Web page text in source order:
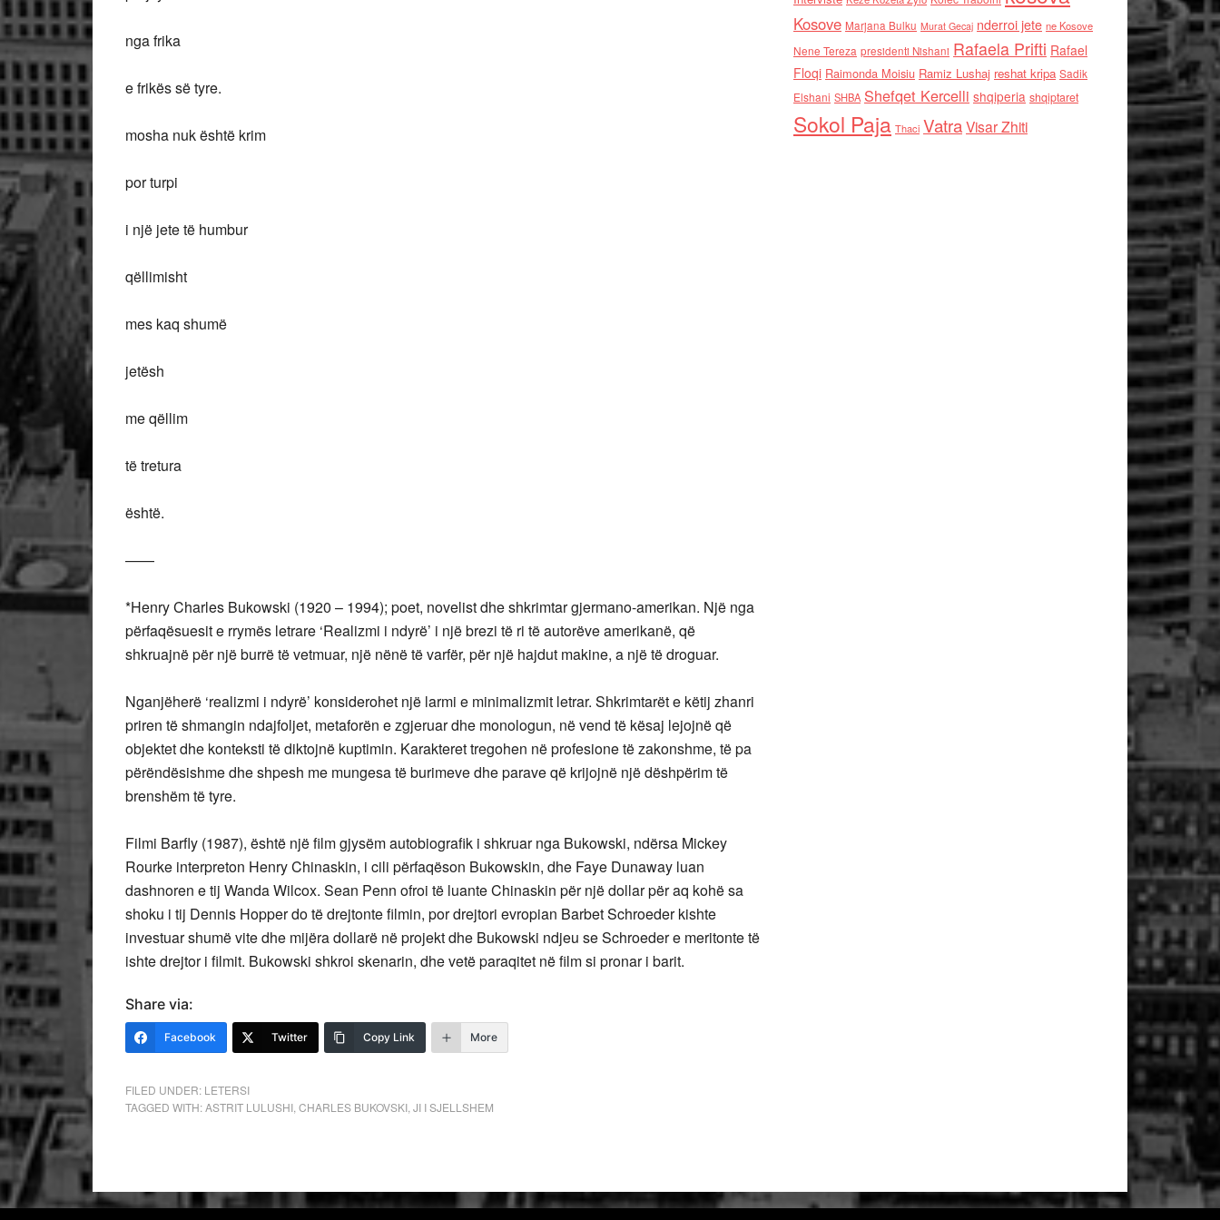
nga frika
e frikës së tyre.
mosha nuk është krim
por turpi
i një jete të humbur
qëllimisht
mes kaq shumë
jetësh
me qëllim
të tretura
është.
——
*Henry Charles Bukowski (1920 – 1994); poet, novelist dhe shkrimtar gjermano-amerikan. Një nga
përfaqësuesit e rrymës letrare ‘Realizmi i ndyrë’ i një brezi të ri të autorëve amerikanë, që
shkruajnë për një burrë të vetmuar, një nënë të varfër, për një hajdut makine, a një të droguar.
Nganjëherë ‘realizmi i ndyrë’ konsiderohet një larmi e minimalizmit letrar. Shkrimtarët e këtij zhanri
priren të shmangin ndajfoljet, metaforën e zgjeruar dhe monologun, në vend të kësaj lejojnë që
objektet dhe konteksti të diktojnë kuptimin. Karakteret tregohen në profesione të zakonshme, të pa
përëndësishme dhe shpesh me mungesa të burimeve dhe parave që krijojnë një dëshpërim të
brenshëm të tyre.
Filmi Barfly (1987), është një film gjysëm autobiografik i shkruar nga Bukowski, ndërsa Mickey
Rourke interpreton Henry Chinaskin, i cili përfaqëson Bukowskin, dhe Faye Dunaway luan
dashnoren e tij Wanda Wilcox. Sean Penn ofroi të luante Chinaskin për një dollar për aq kohë sa
shoku i tij Dennis Hopper do të drejtonte filmin, por drejtori evropian Barbet Schroeder kishte
investuar shumë vite dhe mijëra dollarë në projekt dhe Bukowski ndjeu se Schroeder e meritonte të
ishte drejtor i filmit. Bukowski shkroi skenarin, dhe vetë paraqitet në film si pronar i barit.
Share via:
Facebook Twitter Copy Link More
FILED UNDER: LETERSI
TAGGED WITH:ASTRIT LULUSHI CHARLES BUKOVSKI JI I SJELLSHEM
Kosove Marjana Bulku Murat Gecaj nderroi jete ne Kosove
Nene Tereza presidenti Nishani Rafaela Prifti Rafael
Floqi Raimonda Moisiu Ramiz Lushaj reshat kripa Sadik
Elshani SHBA Shefqet Kercelli shqiperia shqiptaret
Sokol Paja Thaci VatraVisar Zhiti